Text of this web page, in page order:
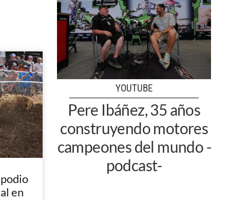
en
YOUTUBE
Pere Ibáñez, 35 años
construyendo motores
campeones del mundo -
podcast-